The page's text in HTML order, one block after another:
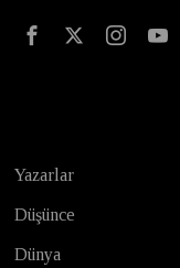
Yazarlar
Düşünce
Dünya